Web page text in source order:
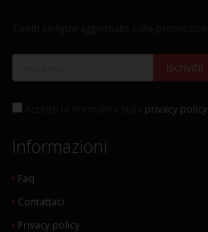
Iscriviti!
privacy policy
Informazioni
Faq
Contattaci
Privacy policy